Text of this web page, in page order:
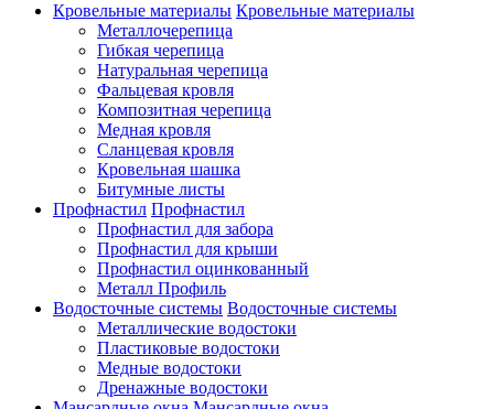
Кровельные материалы Кровельные материалы
Металлочерепица
Гибкая черепица
Натуральная черепица
Фальцевая кровля
Композитная черепица
Медная кровля
Сланцевая кровля
Кровельная шашка
Битумные листы
Профнастил Профнастил
Профнастил для забора
Профнастил для крыши
Профнастил оцинкованный
Металл Профиль
Водосточные системы Водосточные системы
Металлические водостоки
Пластиковые водостоки
Медные водостоки
Дренажные водостоки